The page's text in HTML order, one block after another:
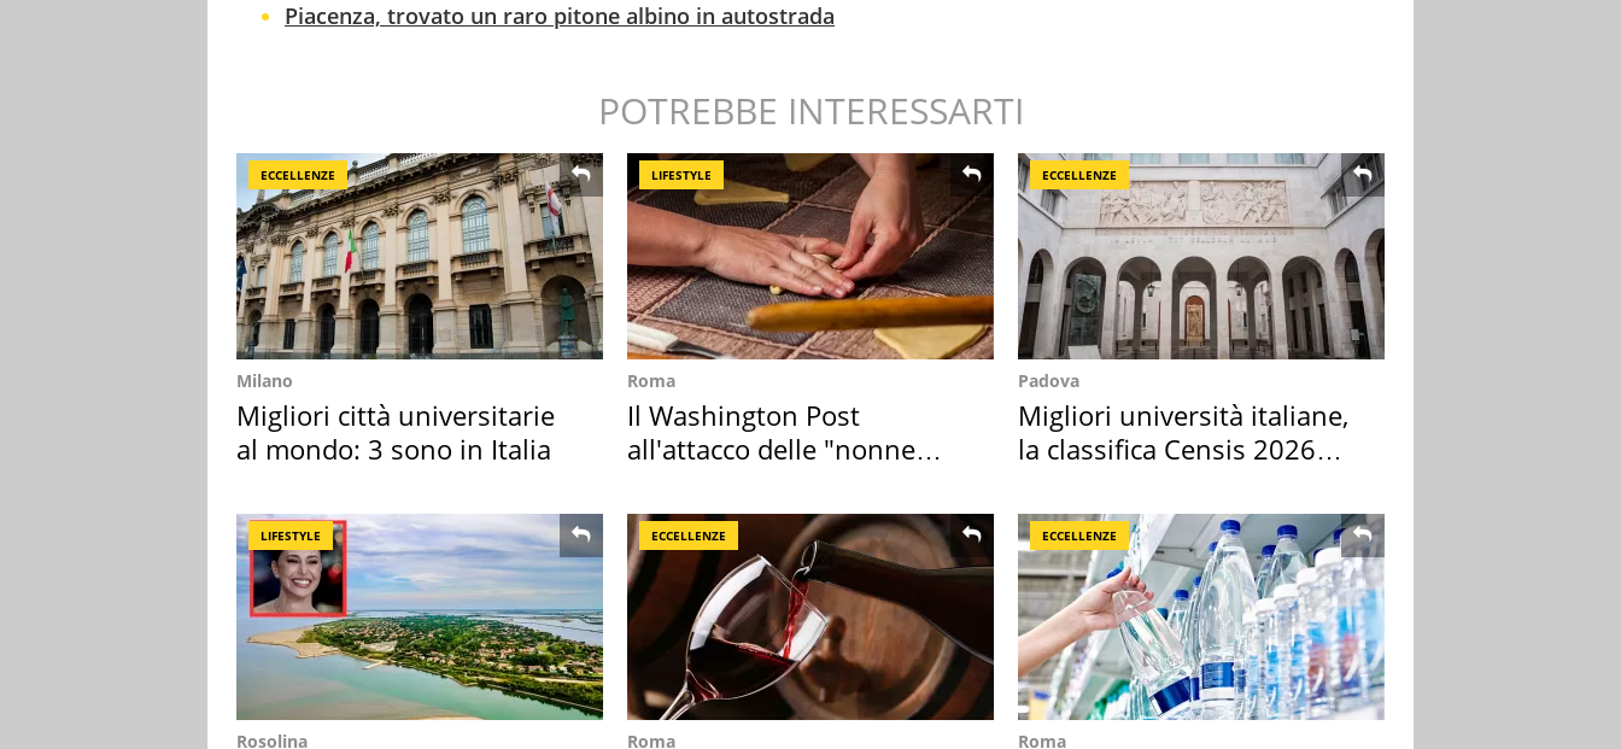
Piacenza, trovato un raro pitone albino in autostrada
POTREBBE INTERESSARTI
ECCELLENZE
Milano
Migliori città universitarie
al mondo: 3 sono in Italia
LIFESTYLE
Roma
Il Washington Post
all'attacco delle "nonne
ECCELLENZE
Padova
Migliori università italiane,
la classifica Censis 2026
LIFESTYLE
Rosolina
ECCELLENZE
Roma
ECCELLENZE
Roma